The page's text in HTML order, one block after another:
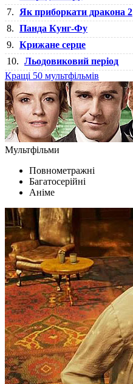
7.
Як приборкати дракона 2
8. Панда Кунг-Фу
9. Крижане серце
10. Льодовиковий період
Кращі 50 мультфільмів
Мультфільми
Повнометражні
Багатосерійні
Аніме